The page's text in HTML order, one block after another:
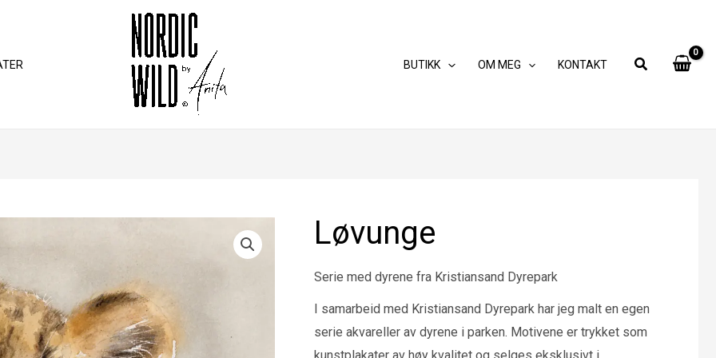
BUTIKK OM MEG KONTAKT
Løvunge
Serie med dyrene fra Kristiansand Dyrepark
I samarbeid med Kristiansand Dyrepark har jeg malt en egen
serie akvareller av dyrene i parken. Motivene er trykket som